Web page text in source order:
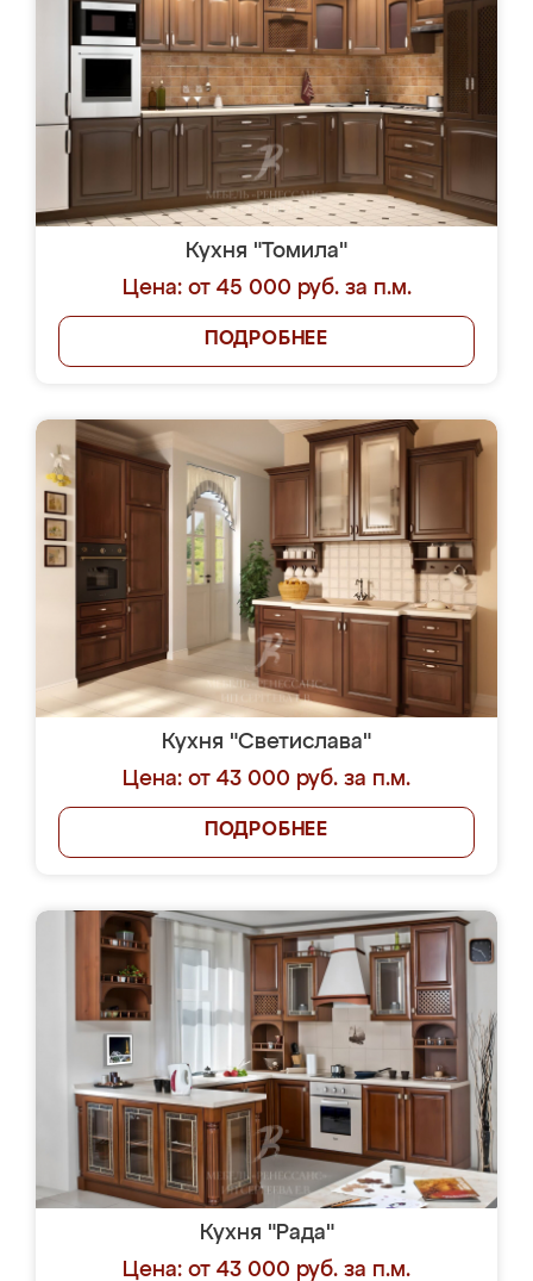
Кухня "Томила"
Цена: от 45 000 руб. за п.м.
ПОДРОБНЕЕ
Кухня "Светислава"
Цена: от 43 000 руб. за п.м.
ПОДРОБНЕЕ
Кухня "Рада"
Цена: от 43 000 руб. за п.м.